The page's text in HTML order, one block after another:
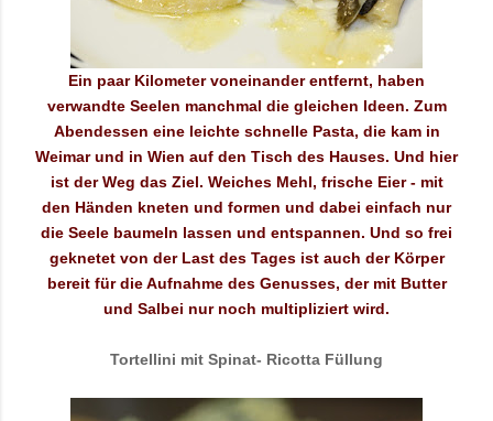
Ein paar Kilometer voneinander entfernt, haben
verwandte Seelen manchmal die gleichen Ideen. Zum
Abendessen eine leichte schnelle Pasta, die kam in
Weimar und in Wien auf den Tisch des Hauses. Und hier
ist der Weg das Ziel. Weiches Mehl, frische Eier - mit
den Händen kneten und formen und dabei einfach nur
die Seele baumeln lassen und entspannen. Und so frei
geknetet von der Last des Tages ist auch der Körper
bereit für die Aufnahme des Genusses, der mit Butter
und Salbei nur noch multipliziert wird.
Tortellini mit Spinat- Ricotta Füllung